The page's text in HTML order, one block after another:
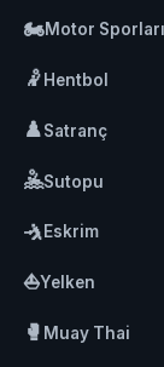
🏍️Motor Sporları
🤾 Hentbol
♟️Satranç
🤽Sutopu
🤺Eskrim
⛵Yelken
🥊 Muay Thai